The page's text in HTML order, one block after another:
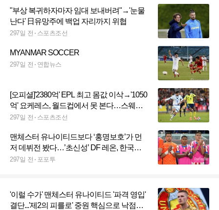
"부상 복귀하자마자 임대 보내버려"→'눈물
난다' 日유망주에 백업 자리까지 위협
297일 전 스포츠조선
MYANMAR SOCCER
297일 전 연합뉴스
[오피셜]'2380억' EPL 최고 몸값 이삭→'1050
억' 요케레스, 월드컵에서 못 본다…스웨덴,
토마손 감독 전격 경질
297일 전 스포츠조선
맨체스터 유나이티드보다 ‘홍명보호’가 먼
저 데뷔전 봤다…’초신성’ DF 레온, 한국전
서 A대표팀 데뷔
297일 전 포포투
'이럴 수가' 맨체스터 유나이티드 '파격 영입'
결단...'제2의 피를로' 중원 핵심으로 낙점했